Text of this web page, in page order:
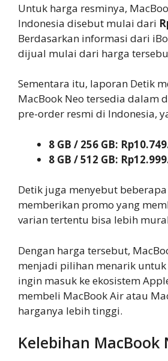
Untuk harga resminya,
Indonesia disebut mulai dari
Berdasarkan informasi dari
dijual mulai dari harga
Sementara itu, laporan Detik
MacBook Neo tersedia dalam
pre-order resmi di Indonesia,
8 GB / 256 GB:
8 GB / 512 GB:
Detik juga menyebut
memberikan promo yang
varian tertentu bisa lebih
Dengan harga tersebut,
menjadi pilihan menarik
ingin masuk ke ekosistem
membeli MacBook Air atau
harganya lebih tinggi.
Kelebihan MacBook